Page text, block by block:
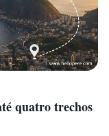
quatro trechos